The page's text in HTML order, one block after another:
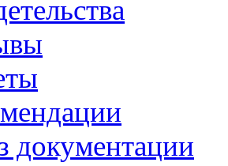
документации